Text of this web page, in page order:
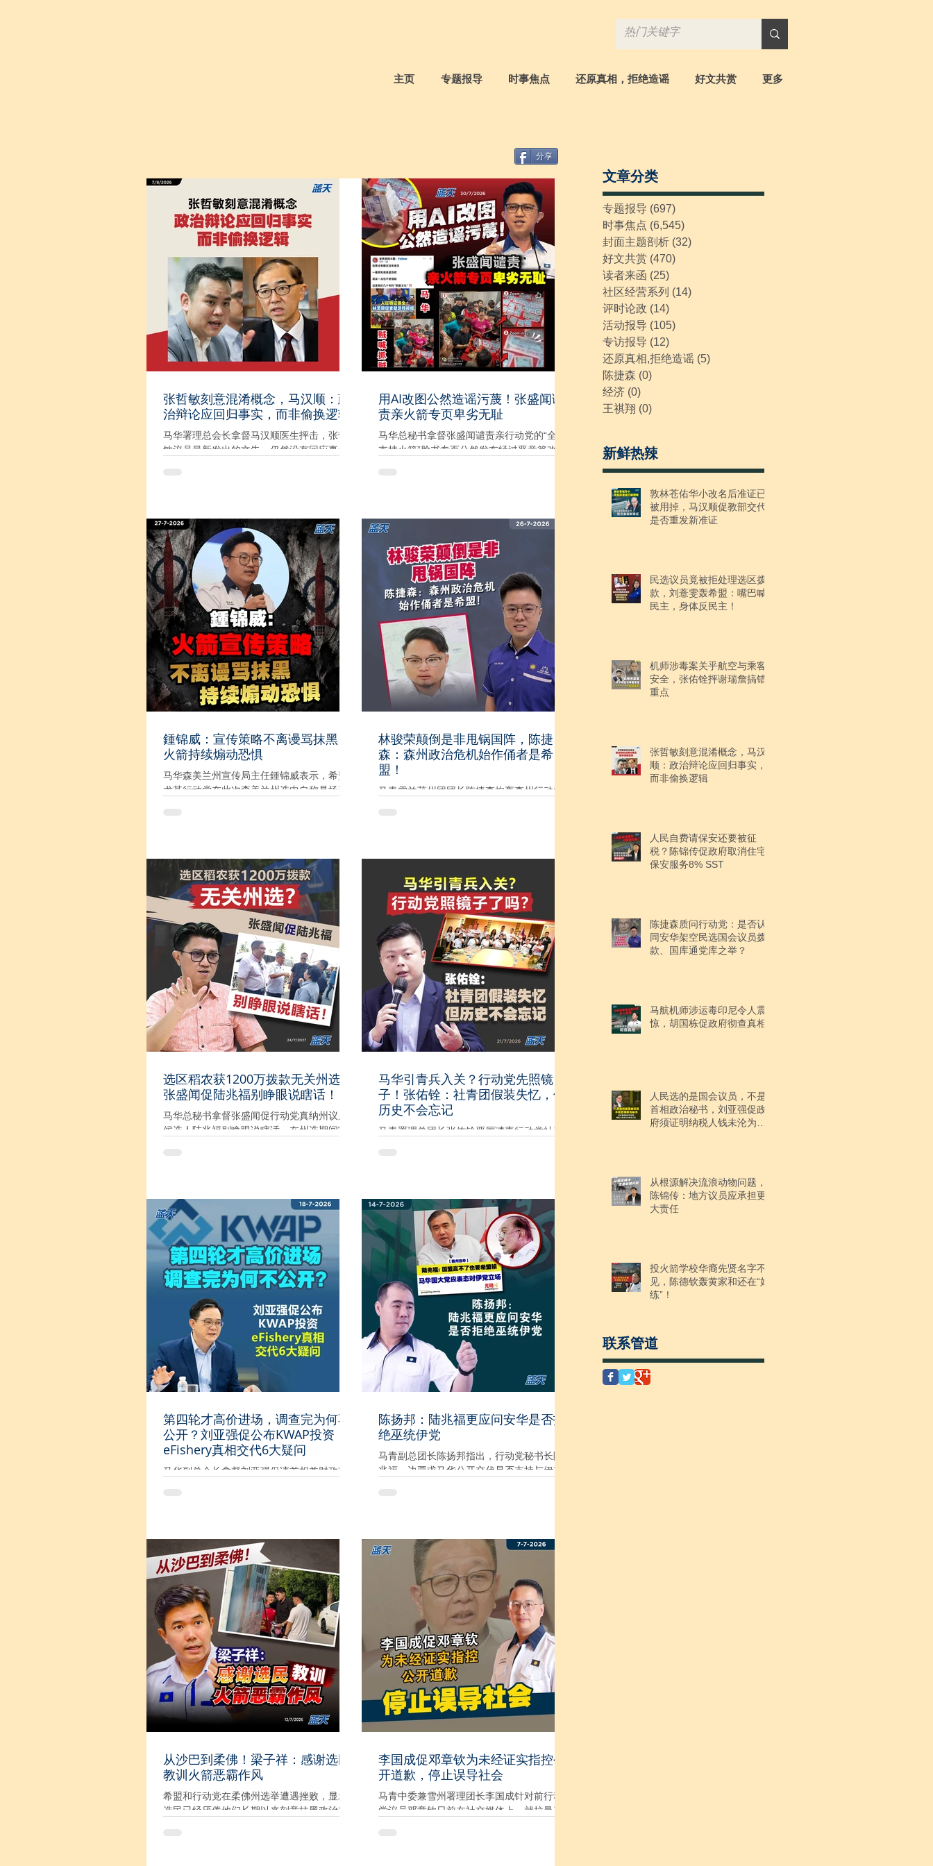
主页 专题报导 时事焦点 还原真相，拒绝造谣 好文共赏 更多
分享
张哲敏刻意混淆概念，马汉顺：政
治辩论应回归事实，而非偷换逻辑
马华署理总会长拿督马汉顺医生抨击，张哲
敏议员最新发出的文告，仍然没有回应事件
人喊打’，是形容行动党当前所面对的政治评
价和社会观感，是点评政治处境，并非鼓吹
任何人以任何方式攻击行动党党员，更不是
号召群众采取行动。” “这一点，我已经公开
说明，相信任何秉持客观态度的人，都能够
理解其真正意思。然而，张哲敏却不断回避
我原本表达的完整语境，反而试图把讨论焦
点转移到另一宗事件，并借此制造所谓‘双重
标准’的印象。” 这并非回应，而是转移。这也
并非辩论，而是混淆。有两条底线我们不能
退让： 第一、任何涉及争议的言论，都应结
合完整内容、具体语境及实际表达方式作出
判断，而不是简单把不同事件、不同背景、
不同内容硬生生划上等号。 第二、法治社会
求每个人为自己的言论负责。至于任何涉嫌
触法的行为，应交由警方依法调查，而不是
由政治人物自行定罪，也不是透过舆论审
判。 “我无意继续进行毫无意
用AI改图公然造谣污蔑！张盛闻谴
责亲火箭专页卑劣无耻
马华总秘书拿督张盛闻谴责亲行动党的“全民
支持火箭”脸书专页公然发布经过恶意篡改的
行动党作为执政党为何知法犯法，竟然允许
有关专页公然造谣，散播假新闻。 “只要稍微
有常识并仔细观察该专页的所谓‘证据’，就能
轻易识破是拙劣的AI合成图。图中不仅人物
的手指扭曲变形，连桌面上的大马卡也被拉
长到完全不成形。如此破绽百出的造假画
面，竟然还敢明目张胆地放在亲火箭的专页
上大肆传播，企图误导选民，无耻的程度让
人难以置信。” “我们绝对不能容忍这种企图
破坏选举公平的肮脏技俩。针对此事，朱湖
国阵候选人包久清已于昨晚（29日）正式向
警方报案。我们坚决要求警方及大马通讯及
多媒体委员会（MCMC）立即展开彻查，揪
出幕后黑手，将造谣者绳之以法！” “选举理
争，而不是靠造假和网络霸凌来骗取选票。
我们呼吁广大选民保持理智，认清这些网络
水军和造谣专页的真面目，用选票狠狠拒绝
肮脏的政治文化。”
鍾锦威：宣传策略不离谩骂抹黑，
火箭持续煽动恐惧
马华森美兰州宣传局主任鍾锦威表示，希盟
尤其行动党在此次森美兰州选中自称是场硬
抹黑，特别是马华，更是该党眼中钉。 他今
日发文告表示，森州州选进入下半场，该党
并没有调整竞选策略，依然以煽动选民情绪
为主轴，走着在柔佛州选时的老套路，却期
望有新结果，如同痴人说梦。 “巫统、马华、
国大党、土团、伊党、民政党、和宏愿党
等，哪一个政党没有被行动党批评、谩骂和
抹黑？只有该党永远没有错，永远高高在
上。” 他表示，行动党一再煽动非巫裔选民仇
恨、恐惧和愤怒情绪，尽管可争取到非巫裔
选民支持，但，这将导致公正党和诚信党在
马来区面对硬战，最终重演如柔州的选举结
果。 “希盟要在森州单独执政，就必须调整竞
选策略，不然结果也会像柔佛一样，行动党
两席。” 他也促行动党表态，既然国阵和国盟
被该党批评得一文不值，若出现悬峙议会，
该党会否坚持当反对党，还是会以“大局为
重”，
林骏荣颠倒是非甩锅国阵，陈捷
森：森州政治危机始作俑者是希
盟！
马青雪兰莪州团团长陈捷森炮轰森州行动党
整场政治危机的真正源头，企图误导人民、
混淆视听。 “森州政治危机不是从国阵撤回支
持开始，而是从希盟州务大臣拿督斯里阿米
努丁处理宫廷风波失当开始。若没有大臣处
理失当，就不会演变成今日的政治僵局。” 陈
捷森指出，森州奉行拥有悠久历史的母系制
度（Adat Perpatih），宫廷制度、四大酋长
制度及州宪法之间有着严谨且独特的权力平
衡。作为州务大臣，本应谨慎处理涉及王室
及习俗机构事务，坚持行政中立，不应介入
宫廷纷争，更不应该选边站。 “正因为阿米努
丁处理宫廷事务失当，引发习俗机构与宫廷
之间的严重争议，甚至导致多名酋长公开要
机。” 他说，国阵州议员是在多次尝试化解危
机无果后，才一致决定撤回对州务大臣的支
持，目的是希望尽快解除政治僵局，而不是
为了夺权。 “事实是，国阵从来没有要求由本
选区稻农获1200万拨款无关州选？
张盛闻促陆兆福别睁眼说瞎话！
马华总秘书拿督张盛闻促行动党真纳州议席
候选人陆兆福别睁眼说瞎话，在州选期间宣
说，有关拨款早已列入第十三大马计划，此
时此刻宣布只是为让稻农知道，那此举是否
暗示着，若选民不支持希盟候选人，有关拨
款将取消或废除？ “虽然目前只是森州州选，
但希盟却把州选说成是牵动全国选举走势和
影响未来政治版图，那么是否行动党没有赢
得真纳州议席，中央政府就会取消或废除有
关拨款，企图威胁选民必须支持行动党呢？”
他说，虽然森州是希盟的主场，希盟非赢不
可，因而投入大量资源在宣传和办竞选活动
上，希望争回一口气。 “我认为希盟没必要那
么做，因希盟在沙巴州选和柔佛州选惨败的
原因根本不是资源撒得不够，而是人民认为
希盟做得不够。” 他说，希盟承诺过太多，但
是“马华马华”,这样如何让选民信服和支持？
他认为，在选举期间叫联邦部长下来宣布拨
款一直以来都是当时是反对党的行动党和民
间团体例如
马华引青兵入关？行动党先照镜
子！张佑铨：社青团假装失忆，但
历史不会忘记
马青署理总团长张佑铨严厉谴责行动党社青
一次为伊斯兰党和伊刑法涂脂抹粉、背书护
航的事实。 行动党今天把自己包装成反对伊
斯兰党的先锋，但人民没有失忆。 从1999年
的替代阵线（Barisan Alternatif）、2008年
至2015年的人民联盟（Pakatan Rakyat），
行动党与伊斯兰党并肩作战长达十多年，共
同竞选、共同执政、共同发表竞选宣言，甚
至一起组成多个州政府，包括雪兰莪、槟
城、吉打及霹雳。这不是一次性的合作，而
是行动党经过长期政治计算后作出的选择。
更重要的是，当年与行动党合作的伊斯兰党
主席，正是今天被行动党不断追击的丹斯里
哈迪阿旺。哈迪阿旺自2002年开始担任伊斯
兰党主席，一直到今天从未更换。所谓"当年
同"的说法，完全是在篡改历史、愚弄人民。
事实上，聂阿兹当时担任的是精神领袖
（Mursyidul Am），党的最高决策者始终是
主席哈迪阿旺。...
第四轮才高价进场，调查完为何不
公开？刘亚强促公布KWAP投资
eFishery真相交代6大疑问
马华副总会长拿督刘亚强促请首相兼财政部
及1亿6340万令吉的退休基金投资争议画上句
号。 刘亚强指出，eFishery于2013年在印尼
创立，从智能自动喂鱼设备起家，之后发展
成为结合水产科技、饲料供应、农户融资和
水产品交易的平台，并经历多轮融资。 到了
2022年的Series C融资阶段，公司已经筹得
9000万美元，Temasek、SoftBank等国际投
资机构早已成为投资者。 2023年，eFishery
再进行规模达2亿美元的Series D融资，公司
估值据报道达到约14亿美元，晋身“独角兽”。
KWAP正是在这个较后期阶段，以新投资者身
份进场；Temasek、SoftBank等则属于较早
已经投资、后来继续参与融资的现有投资
者。 “这点非常重要。政府不能简单地说
骗也情有可原。” “早期投资一家仍在成长的
初创企业，与公司经过多年发
陈扬邦：陆兆福更应问安华是否拒
绝巫统伊党
马青副总团长陈扬邦指出，行动党秘书长陆
兆福一边要求马华公开交代是否支持与伊斯
是行动党本身，以及首相兼希盟主席安华，
而不是马华。 “陆兆福凭什么一直追问马华？
如果真的这么关心伊党的合作课题，不如直
接去问安华。行动党过去曾三次与伊党合
作，安华更曾经邀请伊党加入团结政府，陆
兆福敢不敢公开交代自己为何三次与伊党合
作，以及会不会再与伊党复合？还有安华敢
不敢拒绝与巫统与伊党合作？” 陈扬邦表示，
陆兆福如今把矛头对准马华，不过是为了转
移人民对行动党不满的焦点，包括雪州关闭
养猪场、垃圾分类分清真非清真、非伊斯兰
宗教场所不能建在商业区、阿占巴基涉贪争
议保持静静等。 他说，马华早已多次公开表
明立场，反而行动党一边宣称坚持多元与中
选择噤声，才是真正应该向人民交代。 针对
陆兆福声称“国盟赢不了也要希盟输”，陈扬邦
认为，这番言论正反映行动党对本身选情缺
乏信心，因此急着制造“受害者
从沙巴到柔佛！梁子祥：感谢选民
教训火箭恶霸作风
希盟和行动党在柔佛州选举遭遇挫败，显示
选民已经厌倦他们长期以来刻意抹黑政治对
李国成促邓章钦为未经证实指控公
开道歉，停止误导社会
马青中委兼雪州署理团长李国成针对前行动
党议员邓章钦日前在社交媒体上，就拉曼基
文章分类
专题报导 (697)
时事焦点 (6,545)
封面主题剖析 (32)
好文共赏 (470)
读者来函 (25)
社区经营系列 (14)
评时论政 (14)
活动报导 (105)
专访报导 (12)
还原真相,拒绝造谣 (5)
陈捷森 (0)
经济 (0)
王祺翔 (0)
新鲜热辣
敦林苍佑华小改名后准证已
被用掉，马汉顺促教部交代
是否重发新准证
民选议员竟被拒处理选区拨
款，刘薏雯轰希盟：嘴巴喊
民主，身体反民主！
机师涉毒案关乎航空与乘客
安全，张佑铨抨谢瑞詹搞错
重点
张哲敏刻意混淆概念，马汉
顺：政治辩论应回归事实，
而非偷换逻辑
人民自费请保安还要被征
税？陈锦传促政府取消住宅
保安服务8% SST
陈捷森质问行动党：是否认
同安华架空民选国会议员拨
款、国库通党库之举？
马航机师涉运毒印尼令人震
惊，胡国栋促政府彻查真相
人民选的是国会议员，不是
首相政治秘书，刘亚强促政
府须证明纳税人钱未沦为政
从根源解决流浪动物问题，
陈锦传：地方议员应承担更
大责任
投火箭学校华裔先贤名字不
见，陈德钦轰黄家和还在“好
练”！
联系管道